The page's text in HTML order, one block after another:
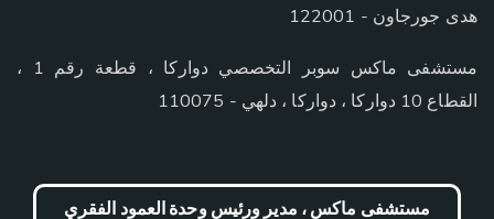
هدى جورجاون - 122001
مستشفى ماكس سوبر التخصصي دواركا ، قطعة رقم 1 ،
القطاع 10 دواركا ، دواركا ، دلهي - 110075
مستشفى ماكس ، مدير ورئيس وحدة العمود الفقري